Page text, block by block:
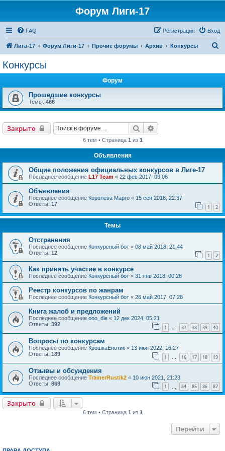
Форум Лиги-17
FAQ Вход
Регистрация
Лига-17 Форум Лиги-17 Прочие форумы Архив Конкурсы
Конкурсы
Форум
Прошедшие конкурсы
Темы: 466
Закрыто Поиск
6 тем • Страница 1 из 1
Объявления
Общие положения официальных конкурсов в Лиге-17
Последнее сообщение L17 Team « 22 фев 2017, 09:06
Объявления
Последнее сообщение Королева Марго « 15 сен 2018, 22:37
Ответы: 17 1 2
Темы
Отстранения
Последнее сообщение Конкурсный бот « 08 май 2018, 21:44
Ответы: 12 1 2
Как принять участие в конкурсе
Последнее сообщение Конкурсный бот « 31 янв 2018, 00:28
Реестр конкурсов по жанрам
Последнее сообщение Конкурсный бот « 26 май 2017, 07:28
Книга жалоб и предложений
Последнее сообщение ooo_die « 12 дек 2024, 05:21
Ответы: 392 1 … 37 38 39 40
Вопросы по конкурсам
Последнее сообщение КрошкаЕнотик « 13 июн 2022, 16:27
Ответы: 189 1 … 16 17 18 19
Отзывы и обсуждения
Последнее сообщение TrainerRustik2 « 10 июн 2021, 21:23
Ответы: 869 1 84 85 86 87
Закрыто
6 тем • Страница 1 из 1
Перейти